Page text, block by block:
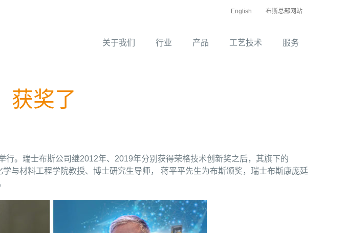
English 布斯总部网站
关于我们 行业 产品 工艺技术 服务
获奖了
。瑞士布斯公司继2012年、2019年分别获得荣格技术创新奖之后，其旗下的
与材料工程学院教授、博士研究生导师， 蒋平平先生为布斯颁奖，瑞士布斯康庞廷